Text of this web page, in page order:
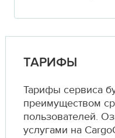
ТАРИФЫ
Тарифы сервиса
преимуществом
пользователей.
услугами на